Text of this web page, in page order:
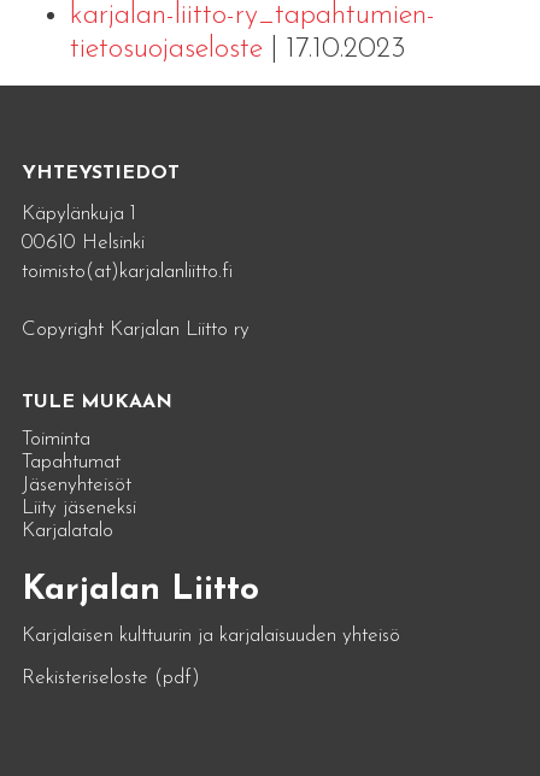
karjalan-liitto-ry_tapahtumien-
tietosuojaseloste| 17.10.2023
YHTEYSTIEDOT
Käpylänkuja 1
00610 Helsinki
toimisto(at)karjalanliitto.fi
Copyright Karjalan Liitto ry
TULE MUKAAN
Toiminta
Tapahtumat
Jäsenyhteisöt
Liity jäseneksi
Karjalatalo
Karjalan Liitto
Karjalaisen kulttuurin ja karjalaisuuden yhteisö
Rekisteriseloste (pdf)